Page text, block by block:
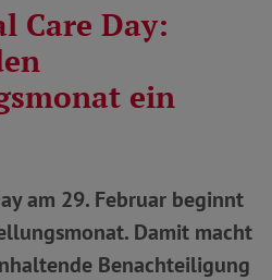
Care Day:
ein
am 29. Februar beginnt
Damit macht
Benachteiligung